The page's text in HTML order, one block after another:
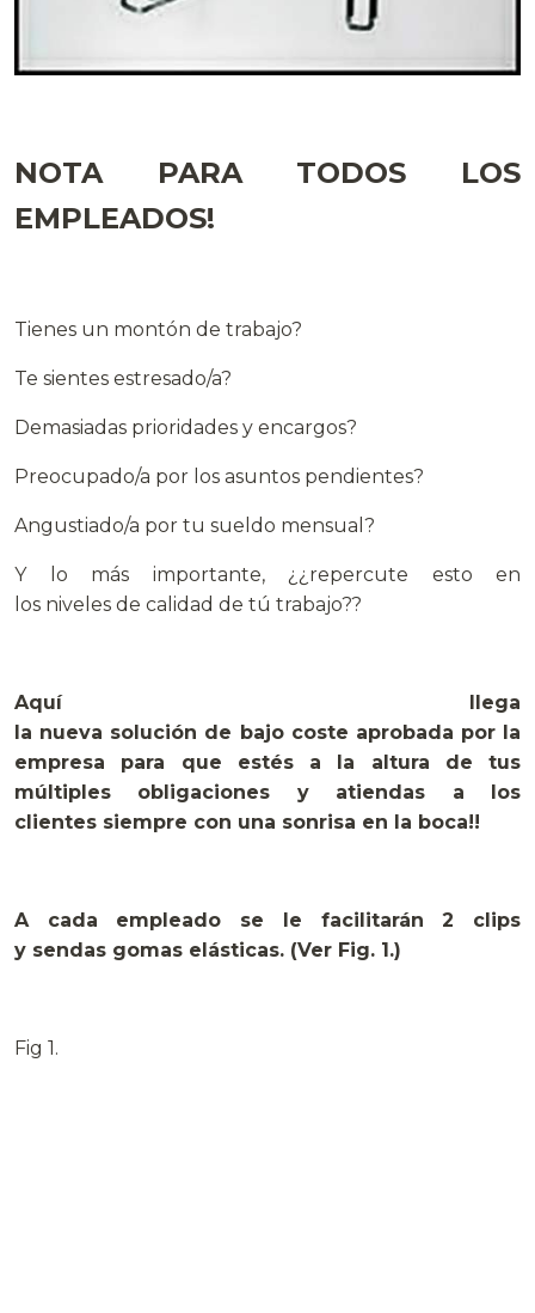
NOTA PARA TODOS LOS
EMPLEADOS!
Tienes un montón de trabajo?
Te sientes estresado/a?
Demasiadas prioridades y encargos?
Preocupado/a por los asuntos pendientes?
Angustiado/a por tu sueldo mensual?
Y lo más importante, ¿¿repercute esto en
los niveles de calidad de tú trabajo??
Aquí llega
la nueva solución de bajo coste aprobada por la
empresa para que estés a la altura de tus
múltiples obligaciones y atiendas a los
clientes siempre con una sonrisa en la boca!!
A cada empleado se le facilitarán 2 clips
y sendas gomas elásticas. (Ver Fig. 1.)
Fig 1.